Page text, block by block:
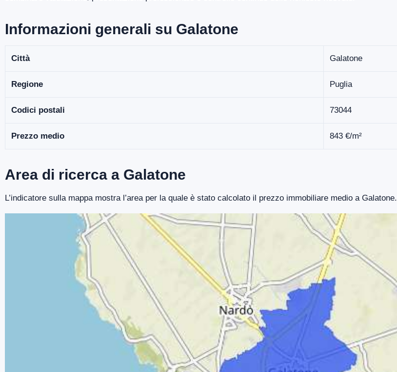
Informazioni generali su Galatone
Città Galatone
Regione Puglia
Codici postali 73044
Prezzo medio 843 €/m²
Area di ricerca a Galatone
L’indicatore sulla mappa mostra l’area per la quale è stato calcolato il prezzo immobiliare medio a Galatone.